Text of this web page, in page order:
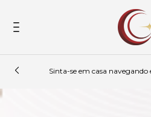
Sinta-se em casa